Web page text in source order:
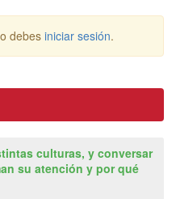
debes iniciar sesión.
culturas, y conversar
su atención y por qué